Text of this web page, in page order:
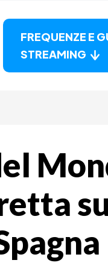
FREQUENZE E
STREAMING